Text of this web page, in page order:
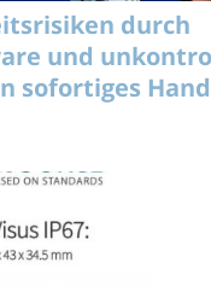
durch
und
sofortiges